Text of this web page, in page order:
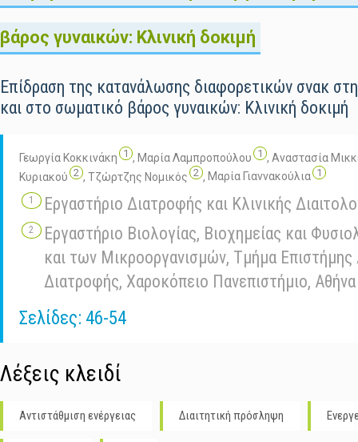
βάρος γυναικών: Κλινική δοκιμή
Επίδραση της κατανάλωσης διαφορετικών σνακ
και στο σωματικό βάρος γυναικών: Κλινική δοκιμή
Γεωργία Κοκκινάκη 1 , Μαρία Λαμπροπούλου 1 , Αναστασία
Κυριακού 2 , Τζώρτζης Νομικός 2 , Μαρία Γιαννακούλια 1
Εργαστήριο Διατροφής και Κλινικής
Εργαστήριο Βιολογίας, Βιοχημείας και
και των Μικροοργανισμών, Τμήμα Επιστήμης
Διατροφής, Χαροκόπειο Πανεπιστήμιο, Αθήνα
Σελίδες: 46-54
Λέξεις κλειδί
Αντιστάθμιση ενέργειας Διαιτητική πρόσληψη